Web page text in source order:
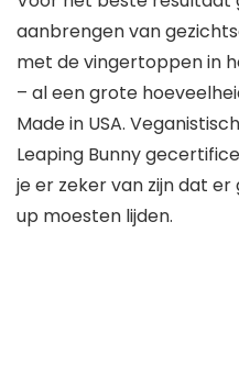
aanbrengen van
met de vingertoppen in
– al een grote
Made in USA.
Leaping Bunny
je er zeker van zijn dat
up moesten lijden.